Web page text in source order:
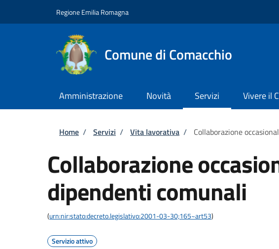
Regione Emilia Romagna
Comune di Comacchio
Amministrazione Novità Servizi Vivere il
Briciole di pane
Home / Servizi / Vita lavorativa / Collaborazione
Collaborazione
dipendenti comunali
(urn:nir:stato:decreto.legislativo:2001-03-30;165~art53)
Servizio attivo